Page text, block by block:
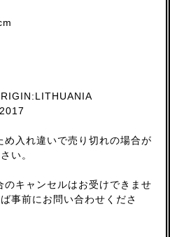
め入れ違いで売り切れの場合が
い。
のキャンセルはお受けできませ
事前にお問い合わせくださ